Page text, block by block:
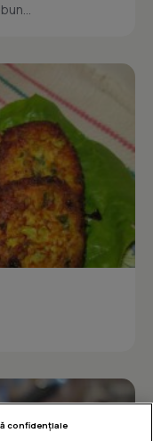
confidențiale